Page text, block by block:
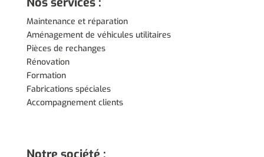
Maintenance et réparation
Aménagement de véhicules utilitaires
Pièces de rechanges
Rénovation
Formation
Fabrications spéciales
Accompagnement clients